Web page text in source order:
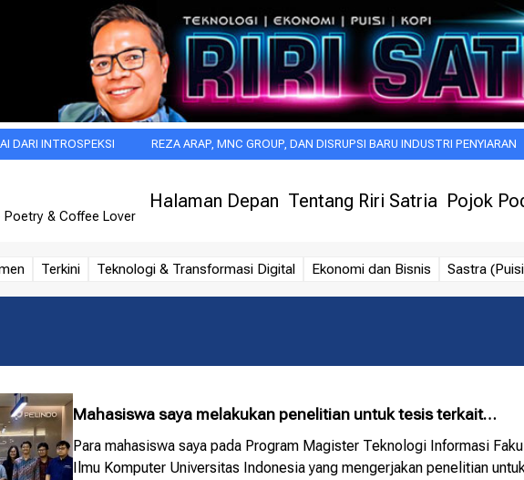
REZA ARAP, MNC GROUP, DAN DISRUPSI BARU INDUSTRI PENYIARAN
& Coffee Lover
Halaman Depan Tentang Riri Satria Pojok
Terkini Teknologi & Transformasi Digital Ekonomi dan Bisnis Sastra
Mahasiswa saya melakukan penelitian untuk tesis terkait
kepelabuhan
Para mahasiswa saya pada Program Magister Teknologi Informasi
Ilmu Komputer Universitas Indonesia yang mengerjakan penelitian